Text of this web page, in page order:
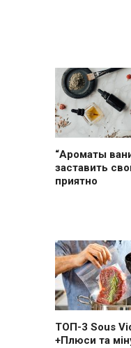
“Ароматы
заставить
приятно
ТОП-3 Sous
+Плюси та